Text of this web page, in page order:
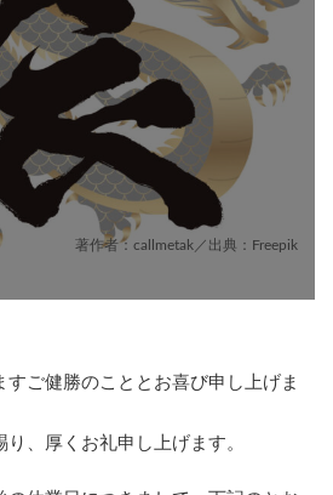
著作者：callmetak／出典：Freepik
ご健勝のこととお喜び申し上げま
、厚くお礼申し上げます。